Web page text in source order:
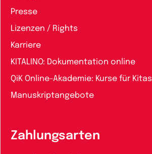
Presse
Lizenzen / Rights
Karriere
KITALINO: Dokumentation online
QiK Online-Akademie: Kurse für Kitas
Manuskriptangebote
Zahlungsarten